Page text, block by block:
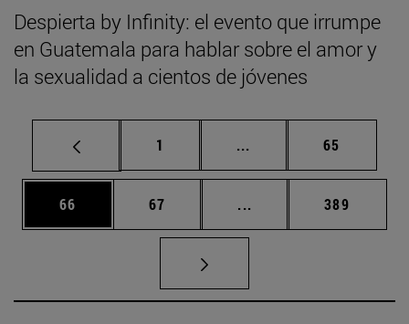
Despierta by Infinity: el evento que irrumpe
en Guatemala para hablar sobre el amor y
la sexualidad a cientos de jóvenes
Página
1 ... Páginas intermedias
Página
65
Página
66 Página
67 ... Páginas intermedias
Página
389